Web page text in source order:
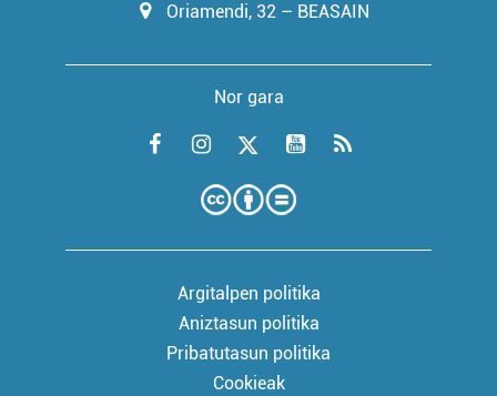
Oriamendi, 32 – BEASAIN
Nor gara
Argitalpen politika
Aniztasun politika
Pribatutasun politika
Cookieak